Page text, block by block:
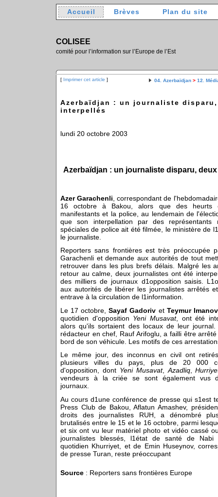
Accueil Brèves Plan du site
COLISEE
comité pour l’information sur l’Europe de l’Est
[ Imprimer cet article ] 04. Azerbaïdjan > 12.
Azerbaïdjan : un journaliste
interpellés
lundi 20 octobre 2003
Azerbaïdjan : un journaliste disparu,
Azer Garachenli , correspondant de
16 octobre à Bakou, alors que des heurts
manifestants et la police, au lendemain de
que son interpellation par des représentants
spéciales de police ait été filmée, le ministère de
le journaliste.
Reporters sans frontières est très préoccupée
Garachenli et demande aux autorités de tout
retrouver dans les plus brefs délais. Malgré les
retour au calme, deux journalistes ont été
des milliers de journaux d1opposition saisis.
aux autorités de libérer les journalistes arrêtés
entrave à la circulation de l1information.
Le 17 octobre,Sayaf Gadoriv et Teymur Imanov
quotidien d'opposition Yeni Musavat, ont été
alors qu'ils sortaient des locaux de leur
rédacteur en chef, Rauf Arifoglu, a failli être
bord de son véhicule. Les motifs de ces
Le même jour, des inconnus en civil ont
plusieurs villes du pays, plus de 20 000
d'opposition, dont Yeni Musavat,Azadliq,
vendeurs à la criée se sont également vus
journaux.
Au cours d1une conférence de presse qui s1est
Press Club de Bakou, Aflatun Amashev,
droits des journalistes RUH, a dénombré
brutalisés entre le 15 et le 16 octobre, parmi
et six ont vu leur matériel photo et vidéo cassé
journalistes blessés, l1état de santé de Nabi
quotidien Khurriyet, et de Emin Huseynov,
de presse Turan, reste préoccupant
Source : Reporters sans frontières Europe